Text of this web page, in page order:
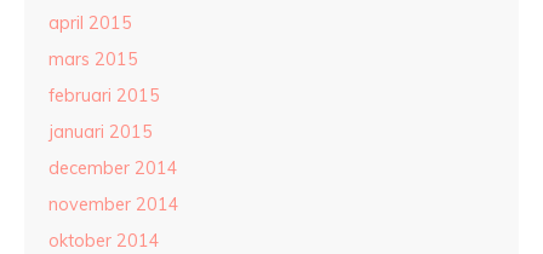
april 2015
mars 2015
februari 2015
januari 2015
december 2014
november 2014
oktober 2014